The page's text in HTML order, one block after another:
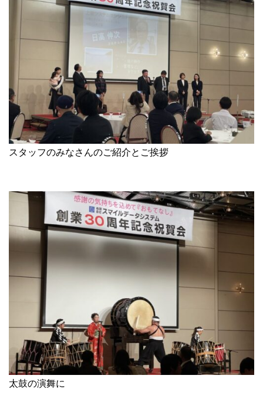
スタッフのみなさんのご紹介とご挨拶
太鼓の演舞に